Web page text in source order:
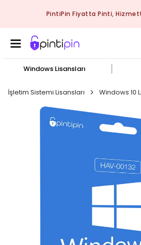
PintiPin Fiyatta Pinti,
Windows Lisansları
İşletim Sistemi Lisansları Windows 10